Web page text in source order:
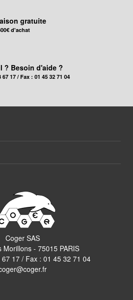
gratuite
d'achat
? Besoin d'aide ?
67 17 / Fax : 01 45 32 71 04
Coger SAS
Morillons - 75015 PARIS
17/ Fax : 01 45 32 71 04